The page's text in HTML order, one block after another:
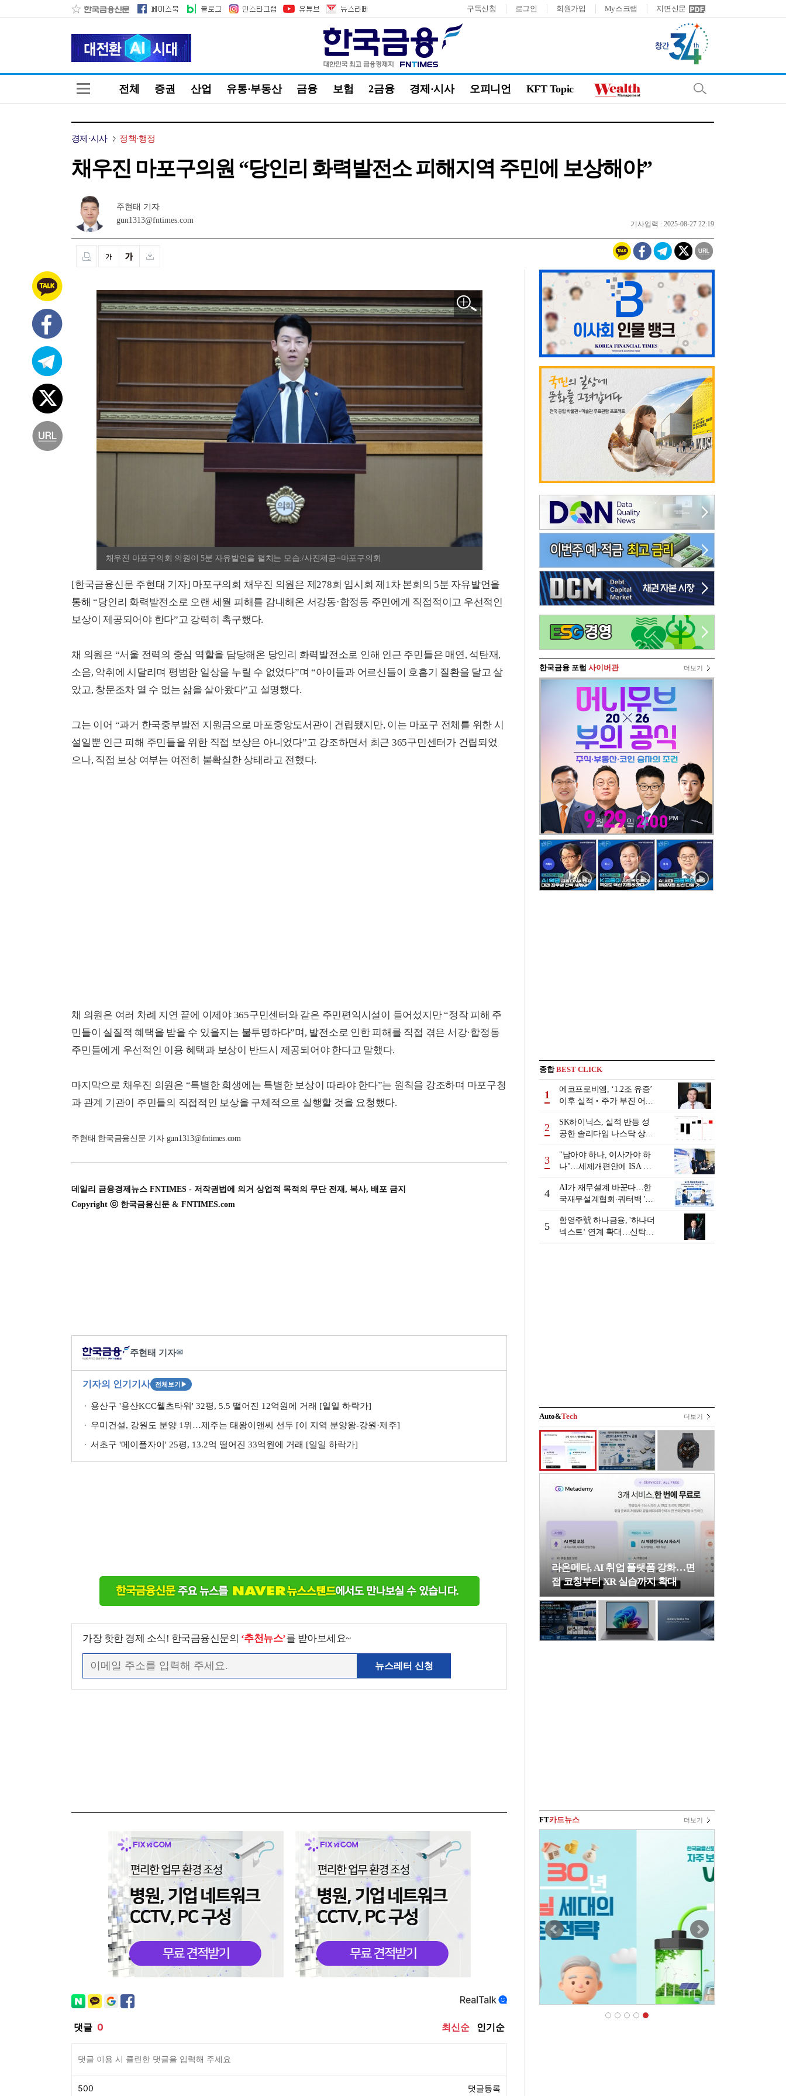
구독신청 로그인 회원가입 My스크랩 지면신문
전체 증권 산업 유통·부동산 금융 보험 2금융 경제·시사 오피니언 KFT Topic
경제·시사 정책·행정
채우진 마포구의원 “당인리 화력발전소 피해지역 주민에 보상해야”
주현태 기자
gun1313@fntimes.com
기사입력 : 2025-08-27 22:19
채우진 마포구의회 의원이 5분 자유발언을 펼치는 모습./사진제공=마포구의회
[한국금융신문 주현태 기자] 마포구의회 채우진 의원은 제278회 임시회 제1차 본회의 5분 자유발언을
통해 “당인리 화력발전소로 오랜 세월 피해를 감내해온 서강동·합정동 주민에게 직접적이고 우선적인
보상이 제공되어야 한다”고 강력히 촉구했다.
채 의원은 “서울 전력의 중심 역할을 담당해온 당인리 화력발전소로 인해 인근 주민들은 매연, 석탄재,
소음, 악취에 시달리며 평범한 일상을 누릴 수 없었다”며 “아이들과 어르신들이 호흡기 질환을 달고 살
았고, 창문조차 열 수 없는 삶을 살아왔다”고 설명했다.
그는 이어 “과거 한국중부발전 지원금으로 마포중앙도서관이 건립됐지만, 이는 마포구 전체를 위한 시
설일뿐 인근 피해 주민들을 위한 직접 보상은 아니었다”고 강조하면서 최근 365구민센터가 건립되었
으나, 직접 보상 여부는 여전히 불확실한 상태라고 전했다.
채 의원은 여러 차례 지연 끝에 이제야 365구민센터와 같은 주민편익시설이 들어섰지만 “정작 피해 주
민들이 실질적 혜택을 받을 수 있을지는 불투명하다”며, 발전소로 인한 피해를 직접 겪은 서강·합정동
주민들에게 우선적인 이용 혜택과 보상이 반드시 제공되어야 한다고 말했다.
마지막으로 채우진 의원은 “특별한 희생에는 특별한 보상이 따라야 한다”는 원칙을 강조하며 마포구청
과 관계 기관이 주민들의 직접적인 보상을 구체적으로 실행할 것을 요청했다.
주현태 한국금융신문 기자 gun1313@fntimes.com
데일리 금융경제뉴스 FNTIMES - 저작권법에 의거 상업적 목적의 무단 전재, 복사, 배포 금지
Copyright ⓒ 한국금융신문 & FNTIMES.com
주현태 기자✉
기자의 인기기사 전체보기 ▶
용산구 '용산KCC웰츠타워' 32평, 5.5 떨어진 12억원에 거래 [일일 하락가]
우미건설, 강원도 분양 1위…제주는 태왕이앤씨 선두 [이 지역 분양왕-강원·제주]
서초구 '메이플자이' 25평, 13.2억 떨어진 33억원에 거래 [일일 하락가]
가장 핫한 경제 소식! 한국금융신문의 ‘추천뉴스’를 받아보세요~
뉴스레터 신청
한국금융 포럼 사이버관 더보기
종합BEST CLICK
1
에코프로비엠, ‘1.2조 유증’
이후 실적‧주가 부진 어쩌
2
SK하이닉스, 실적 반등 성
공한 솔리다임 나스닥 상장
3
"남아야 하나, 이사가야 하
나"…세제개편안에 ISA 투
4
AI가 재무설계 바꾼다…한
국재무설계협회·쿼터백 '베
5
함영주號 하나금융, '하나더
넥스트‘ 연계 확대…신탁수
수료 2배 증가 효과 [금융 시
Auto&Tech 더보기
라온메타, AI 취업 플랫폼 강화…면
접 코칭부터 XR 실습까지 확대
FT카드뉴스 더보기